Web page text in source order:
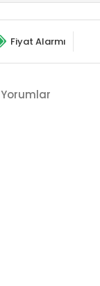
Fiyat Alarmı
Yorumlar